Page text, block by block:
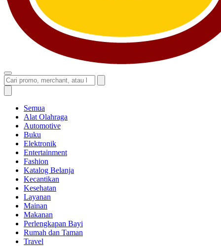
Semua
Alat Olahraga
Automotive
Buku
Elektronik
Entertainment
Fashion
Katalog Belanja
Kecantikan
Kesehatan
Layanan
Mainan
Makanan
Perlengkapan Bayi
Rumah dan Taman
Travel